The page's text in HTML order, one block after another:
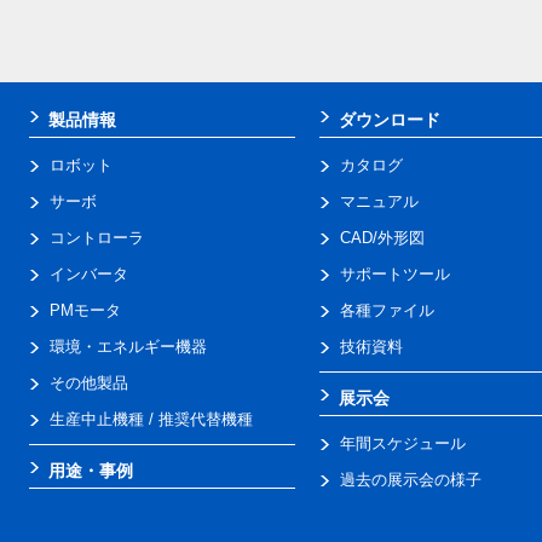
製品情報
ロボット
サーボ
コントローラ
インバータ
PMモータ
環境・エネルギー機器
その他製品
生産中止機種 / 推奨代替機種
用途・事例
ダウンロード
カタログ
マニュアル
CAD/外形図
サポートツール
各種ファイル
技術資料
展示会
年間スケジュール
過去の展示会の様子